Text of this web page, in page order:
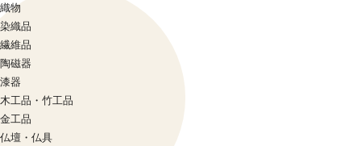
織物
染織品
繊維品
陶磁器
漆器
木工品・竹工品
金工品
仏壇・仏具